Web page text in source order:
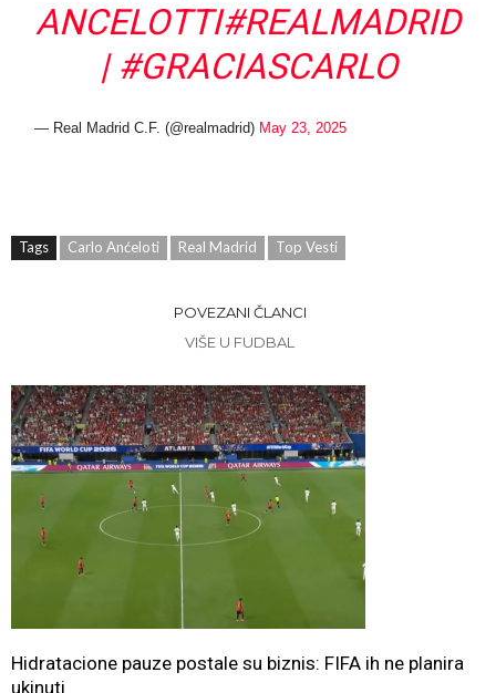
ANCELOTTI#REALMADRID
| #GRACIASCARLO
— Real Madrid C.F. (@realmadrid) May 23, 2025
Tags Carlo Anćeloti Real Madrid Top Vesti
POVEZANI ČLANCI
VIŠE U FUDBAL
Hidratacione pauze postale su biznis: FIFA ih ne planira
ukinuti